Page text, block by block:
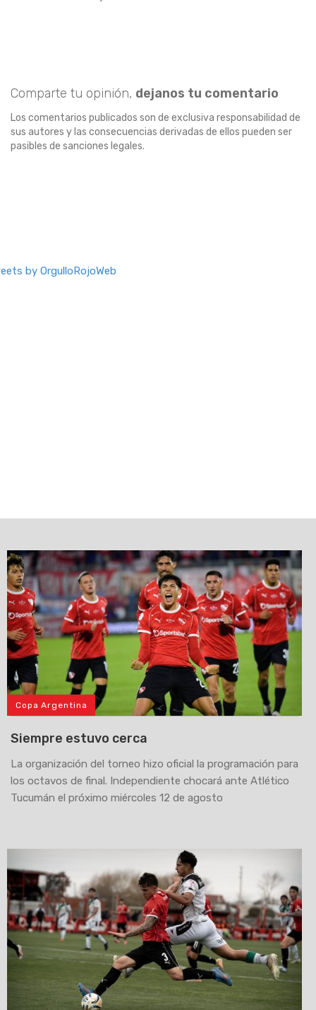
Comparte tu opinión, dejanos tu comentario
Los comentarios publicados son de exclusiva responsabilidad de
sus autores y las consecuencias derivadas de ellos pueden ser
pasibles de sanciones legales.
by OrgulloRojoWeb
Copa Argentina
Siempre estuvo cerca
La organización del torneo hizo oficial la programación para
los octavos de final. Independiente chocará ante Atlético
Tucumán el próximo miércoles 12 de agosto